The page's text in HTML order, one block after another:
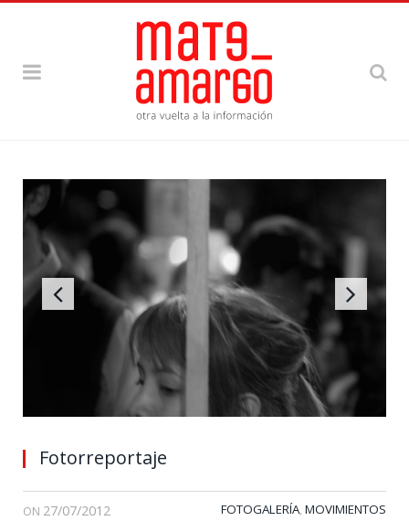
Fotorreportaje
ON 27/07/2012 FOTOGALERÍA, MOVIMIENTOS